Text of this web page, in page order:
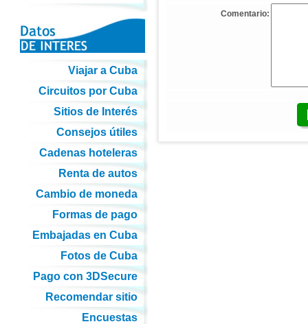
Comentario:
Viajar a Cuba
Circuitos por Cuba
Sitios de Interés
Consejos útiles
Cadenas hoteleras
Renta de autos
Cambio de moneda
Formas de pago
Embajadas en Cuba
Fotos de Cuba
Pago con 3DSecure
Recomendar sitio
Encuestas